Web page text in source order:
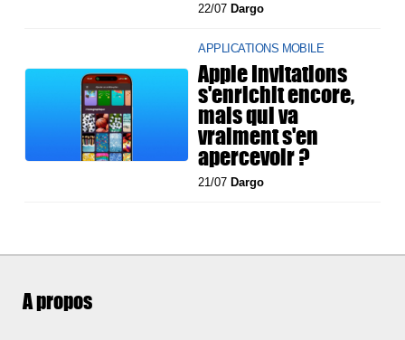
22/07Dargo
APPLICATIONS MOBILE
Apple Invitations
s'enrichit encore,
mais qui va
vraiment s'en
apercevoir ?
21/07Dargo
A propos